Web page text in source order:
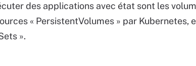
des applications avec état sont les
« PersistentVolumes » par Kubernetes,
».